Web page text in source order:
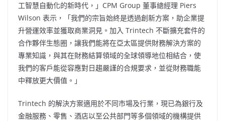
工智慧自動化的新時代，」CPM Group 董事總經理 Piers
Wilson 表示，「我們的宗旨始終是透過創新方案，助企業提
升營運效率並獲取商業洞見。加入 Trintech 不斷擴充套件的
合作夥伴生態圈，讓我們能將在亞太區提供財務解決方案的
專業知識，與其在財務結算領域的全球領導地位相結合，使
我們的客戶能從容應對日趨嚴謹的合規要求，並從財務職能
中釋放更大價值。」
Trintech 的解決方案適用於不同市場及行業，現已為銀行及
金融服務、零售、酒店以至公共部門等多個領域的機構提供